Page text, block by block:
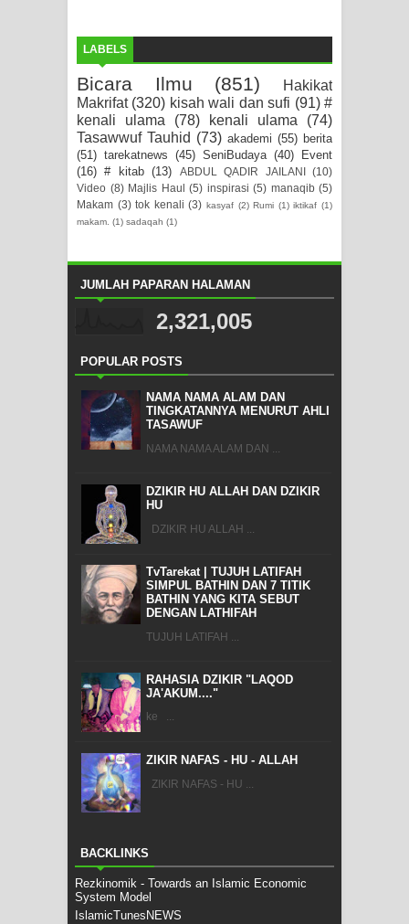
LABELS
Bicara Ilmu (851)
Hakikat
Makrifat (320) kisah wali dan sufi (91) #
kenali ulama
(78) kenali ulama
(74)
Tasawwuf Tauhid (73) akademi (55) berita
(51) tarekatnews (45) SeniBudaya (40)
Event
(16) # kitab (13) ABDUL QADIR JAILANI (10)
Video (8) Majlis Haul (5) inspirasi (5) manaqib (5)
Makam (3) tok kenali (3) kasyaf (2) Rumi (1) iktikaf (1)
makam. (1) sadaqah (1)
JUMLAH PAPARAN HALAMAN
2,321,005
POPULAR POSTS
NAMA NAMA ALAM DAN
TINGKATANNYA MENURUT AHLI
TASAWUF
NAMA NAMA ALAM DAN ...
DZIKIR HU ALLAH DAN DZIKIR
HU
DZIKIR HU ALLAH ...
TvTarekat | TUJUH LATIFAH
SIMPUL BATHIN DAN 7 TITIK
BATHIN YANG KITA SEBUT
DENGAN LATHIFAH
TUJUH LATIFAH ...
RAHASIA DZIKIR "LAQOD
JA'AKUM...."
ke ...
ZIKIR NAFAS - HU - ALLAH
ZIKIR NAFAS - HU ...
BACKLINKS
Rezkinomik - Towards an Islamic Economic
System Model
IslamicTunesNEWS